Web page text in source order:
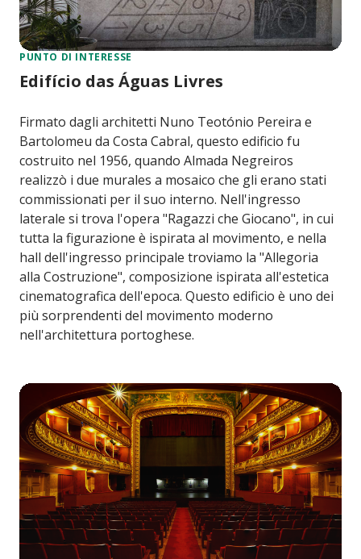
PUNTO DI INTERESSE
Edifício das Águas Livres
Firmato dagli architetti Nuno Teotónio Pereira e
Bartolomeu da Costa Cabral, questo edificio fu
costruito nel 1956, quando Almada Negreiros
realizzò i due murales a mosaico che gli erano stati
commissionati per il suo interno. Nell'ingresso
laterale si trova l'opera "Ragazzi che Giocano", in cui
tutta la figurazione è ispirata al movimento, e nella
hall dell'ingresso principale troviamo la "Allegoria
alla Costruzione", composizione ispirata all'estetica
cinematografica dell'epoca. Questo edificio è uno dei
più sorprendenti del movimento moderno
nell'architettura portoghese.